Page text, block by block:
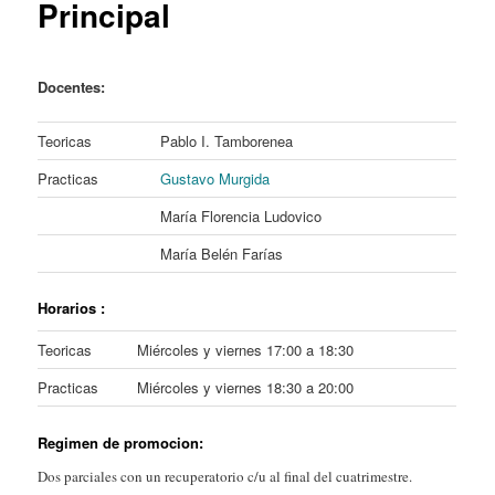
Principal
Docentes:
Teoricas
Pablo I. Tamborenea
Practicas
Gustavo Murgida
María Florencia Ludovico
María Belén Farías
Horarios :
Teoricas
Miércoles y viernes 17:00 a 18:30
Practicas
Miércoles y viernes 18:30 a 20:00
Regimen de promocion:
Dos parciales con un recuperatorio c/u al final del cuatrimestre.